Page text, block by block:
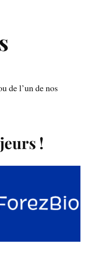
de l’un de nos
!